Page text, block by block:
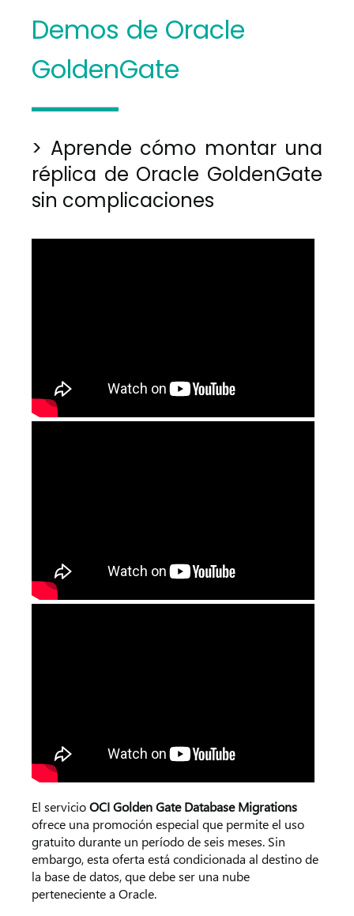
Demos de Oracle
GoldenGate
> Aprende cómo montar una
réplica de Oracle GoldenGate
sin complicaciones
El servicioOCI Golden Gate Database Migrations
ofrece una promoción especial que permite el uso
gratuito durante un período de seis meses. Sin
embargo, esta oferta está condicionada al destino de
la base de datos, que debe ser una nube
perteneciente a Oracle.